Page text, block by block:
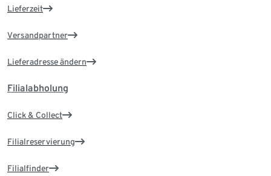
Lieferzeit
Versandpartner
Lieferadresse ändern
Filialabholung
Click & Collect
Filialreservierung
Filialfinder